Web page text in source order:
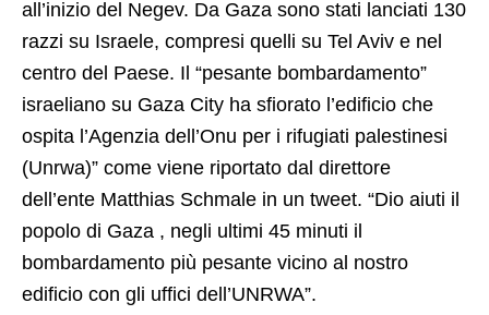
all’inizio del Negev. Da Gaza sono stati lanciati 130
razzi su Israele, compresi quelli su Tel Aviv e nel
centro del Paese. Il “pesante bombardamento”
israeliano su Gaza City ha sfiorato l’edificio che
ospita l’Agenzia dell’Onu per i rifugiati palestinesi
(Unrwa)” come viene riportato dal direttore
dell’ente Matthias Schmale in un tweet. “Dio aiuti il
popolo di Gaza , negli ultimi 45 minuti il
bombardamento più pesante vicino al nostro
edificio con gli uffici dell’UNRWA”.